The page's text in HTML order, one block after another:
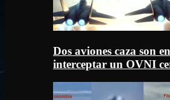
Dos aviones caza son
interceptar un OVNI